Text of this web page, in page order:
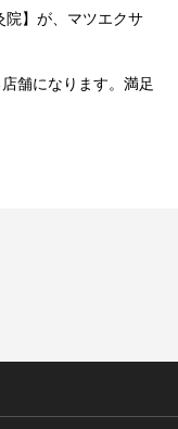
院】が、マツエクサ
舗になります。満足